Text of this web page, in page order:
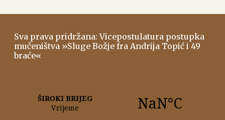
Sva prava pridržana: Vicepostulatura postupka
mučeništva »Sluge Božje fra Andrija Topić i 49
braće«